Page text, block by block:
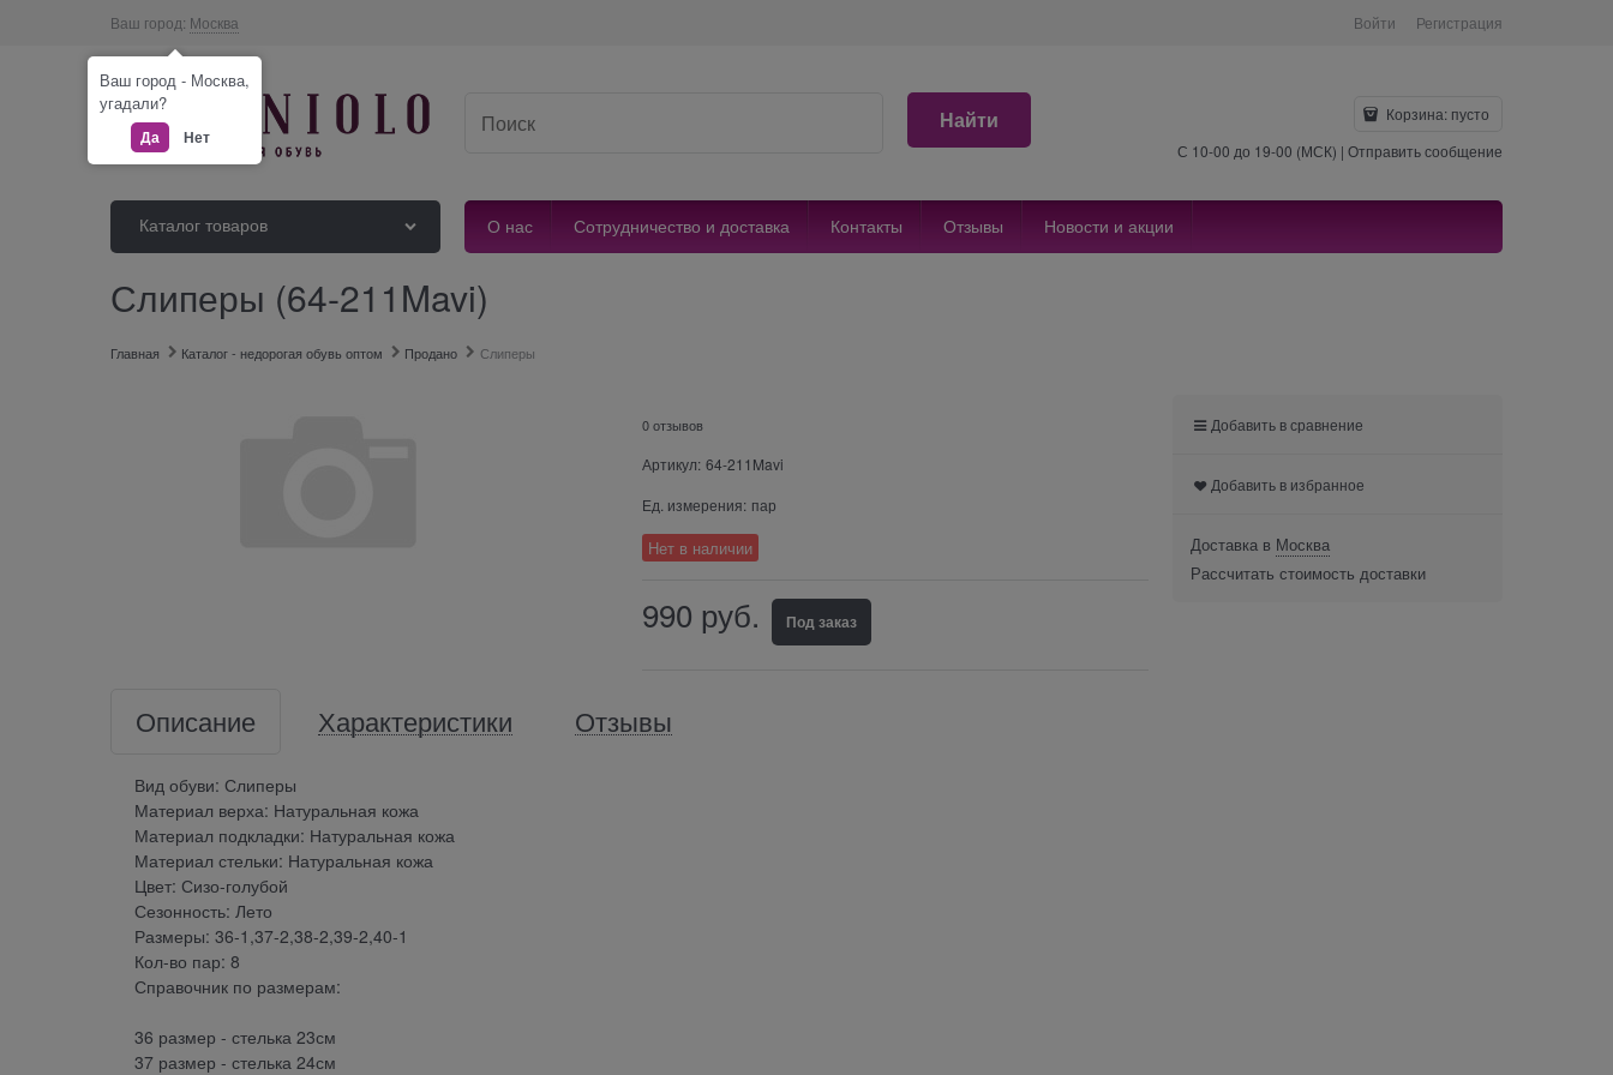
Ваш город: Москва Войти Регистрация
Найти Корзина: пусто
С 10-00 до 19-00 (МСК) | Отправить сообщение
Каталог товаров О нас Сотрудничество и доставка Контакты Отзывы Новости и акции
Слиперы (64-211Mavi)
Главная Каталог - недорогая обувь оптом Продано Слиперы
0 отзывов
Артикул: 64-211Mavi
Ед. измерения: пар
Нет в наличии
990 руб. Под заказ
Описание Характеристики Отзывы
Вид обуви: Слиперы
Материал верха: Натуральная кожа
Материал подкладки: Натуральная кожа
Материал стельки: Натуральная кожа
Цвет: Сизо-голубой
Сезонность: Лето
Размеры: 36-1,37-2,38-2,39-2,40-1
Кол-во пар: 8
Справочник по размерам:
36 размер - стелька 23см
37 размер - стелька 24см
Добавить в сравнение
Добавить в избранное
Доставка в Москва
Рассчитать стоимость доставки
Ваш город - Москва,
угадали?
Да Нет